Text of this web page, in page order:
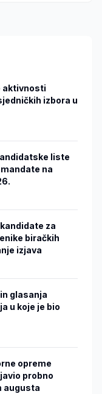
aktivnosti
izbora u
liste
na
za
biračkih
izjava
glasanja
u koje je bio
opreme
probno
augusta